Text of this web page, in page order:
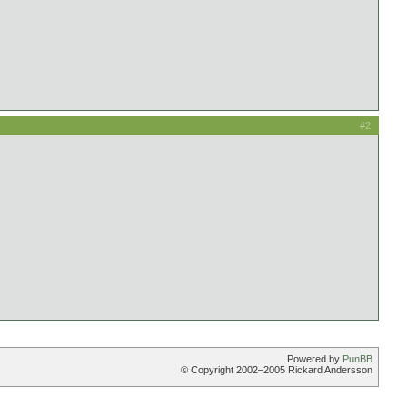
#2
Powered by PunBB
© Copyright 2002–2005 Rickard Andersson